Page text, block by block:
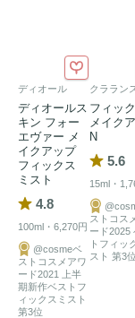
がちな肌に
するような透明感
2. 黄金比で配合さ
「 ビタミンCパウ
層」の2層構造。
がエッセンスに
ートします。ベタ
します。
3. 忙しい日常に、
洗顔後すぐの導入
ディオール
ディオールス
キン フォー
エヴァー メ
イクアップ
フィックス
ミスト
4.8
100ml・6,270円
@cosmeベ
ストコスメアワ
ード2021 上半
期新作ベストフ
ィックスミスト
第3位
クララン
フィッ
メイク
N
5.6
15ml・
ストコス
ード2025
トフィッ
スト 第3位